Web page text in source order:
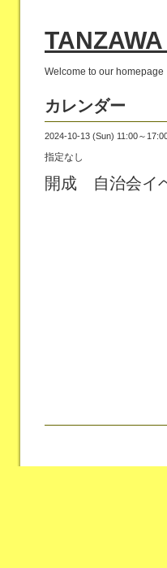
Welcome to our homepage
カレンダー
2024-10-13 (Sun) 11:00～
指定なし
開成 自治会イ